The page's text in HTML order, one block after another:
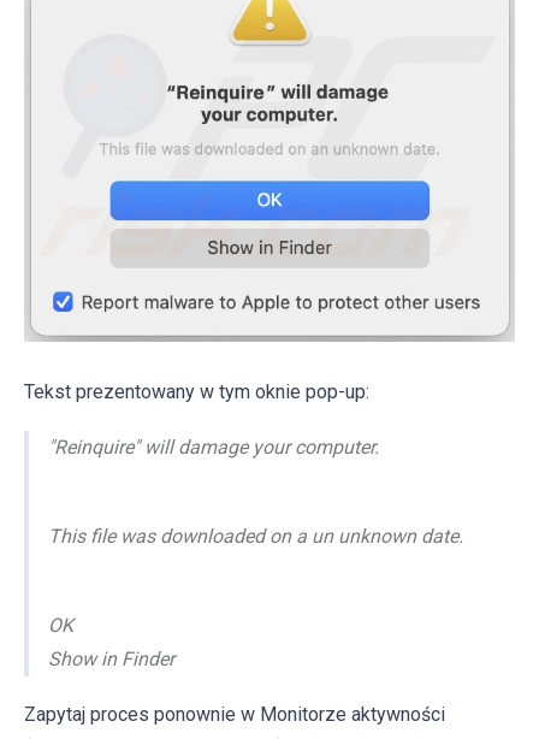
Tekst prezentowany w tym oknie pop-up:
"Reinquire" will damage your computer.
This file was downloaded on a un unknown date.
OK
Show in Finder
Zapytaj proces ponownie w Monitorze aktywności